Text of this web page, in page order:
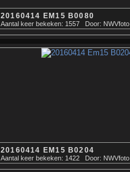
20160414 EM15 B0080
Aantal keer bekeken: 1557 Door: NWVfoto
20160414 EM15 B0204
Aantal keer bekeken: 1422 Door: NWVfoto